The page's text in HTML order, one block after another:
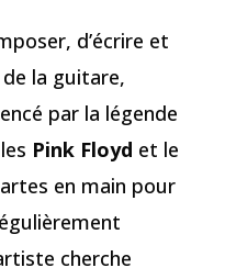
d’écrire et
la guitare,
par la légende
Pink Floyd et le
en main pour
cherche